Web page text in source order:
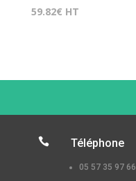
59.82€ HT
 Téléphone
05 57 35 97 66